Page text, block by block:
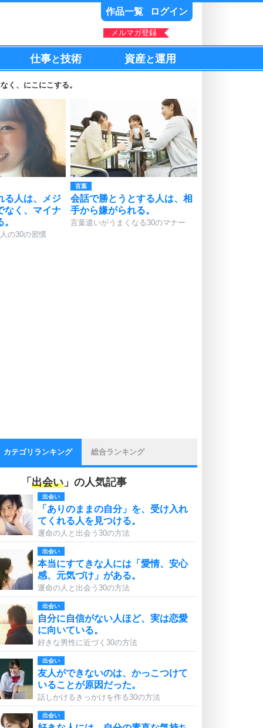
作品一覧 ログイン
メルマガ登録
仕事と技術 資産と運用
く、にこにこする。
る人は、メジ
なく、マイナ
の30の習慣
言葉
会話で勝とうとする人は、相
手から嫌がられる。
言葉遣いがうまくなる30のマナー
カテゴリランキング 総合ランキング
「 出会い 」の人気記事
出会い
「ありのままの自分」を、受け入れ
てくれる人を見つける。
運命の人と出会う30の方法
出会い
本当にすてきな人には「愛情、安心
感、元気づけ」がある。
運命の人と出会う30の方法
出会い
自分に自信がない人ほど、実は恋愛
に向いている。
好きな男性に近づく30の方法
出会い
友人ができないのは、かっこつけて
いることが原因だった。
話しかけるきっかけを作る30の方法
出会い